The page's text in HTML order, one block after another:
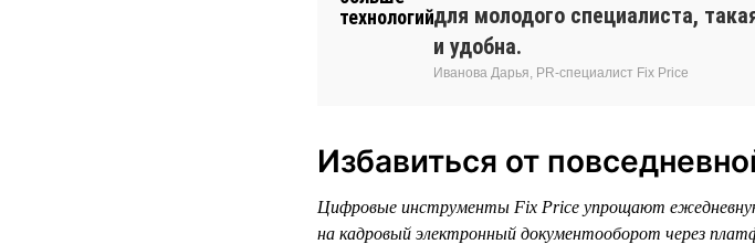
для молодого специалиста,
и удобна.
Иванова Дарья, PR-специалист Fix Price
Избавиться от
Цифровые инструменты Fix Price упрощают
на кадровый электронный документооборот через